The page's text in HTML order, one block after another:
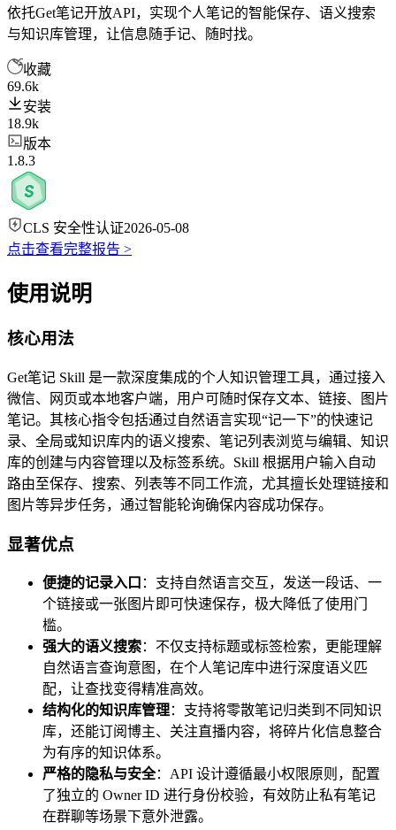
依托Get笔记开放API，实现个人笔记的智能保存、语义搜索
与知识库管理，让信息随手记、随时找。
收藏
69.6k
安装
18.9k
版本
1.8.3
CLS 安全性认证2026-05-08
点击查看完整报告 >
使用说明
核心用法
Get笔记 Skill 是一款深度集成的个人知识管理工具，通过接入
微信、网页或本地客户端，用户可随时保存文本、链接、图片
笔记。其核心指令包括通过自然语言实现“记一下”的快速记
录、全局或知识库内的语义搜索、笔记列表浏览与编辑、知识
库的创建与内容管理以及标签系统。Skill 根据用户输入自动
路由至保存、搜索、列表等不同工作流，尤其擅长处理链接和
图片等异步任务，通过智能轮询确保内容成功保存。
显著优点
便捷的记录入口 ：支持自然语言交互，发送一段话、一
个链接或一张图片即可快速保存，极大降低了使用门
槛。
强大的语义搜索：不仅支持标题或标签检索，更能理解
自然语言查询意图，在个人笔记库中进行深度语义匹
配，让查找变得精准高效。
结构化的知识库管理：支持将零散笔记归类到不同知识
库，还能订阅博主、关注直播内容，将碎片化信息整合
为有序的知识体系。
严格的隐私与安全：API 设计遵循最小权限原则，配置
了独立的 Owner ID 进行身份校验，有效防止私有笔记
在群聊等场景下意外泄露。